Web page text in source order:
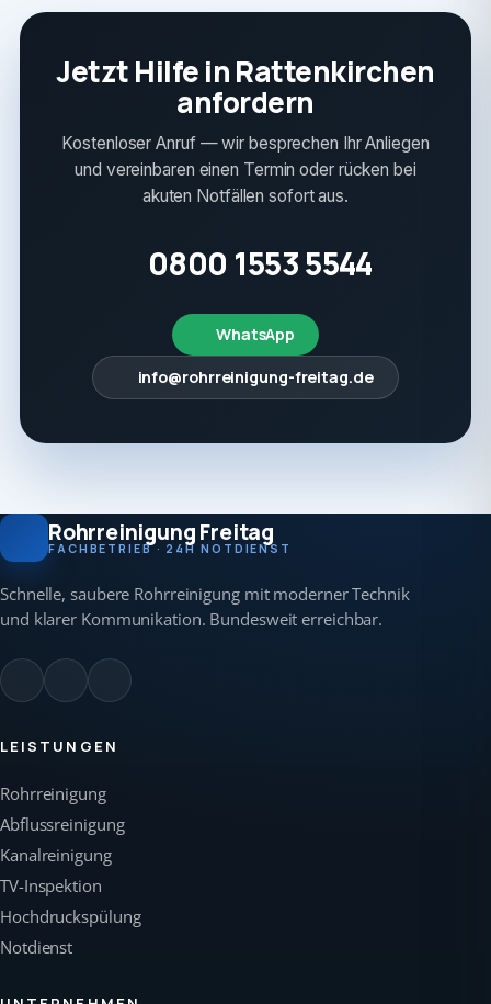
Jetzt Hilfe in Rattenkirchen
anfordern
Kostenloser Anruf — wir besprechen Ihr Anliegen
und vereinbaren einen Termin oder rücken bei
akuten Notfällen sofort aus.
0800 1553 5544
WhatsApp
info@rohrreinigung-freitag.de
Rohrreinigung Freitag
FACHBETRIEB · 24H NOTDIENST
Schnelle, saubere Rohrreinigung mit moderner Technik
und klarer Kommunikation. Bundesweit erreichbar.
LEISTUNGEN
Rohrreinigung
Abflussreinigung
Kanalreinigung
TV-Inspektion
Hochdruckspülung
Notdienst